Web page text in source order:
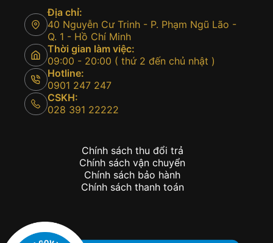
Địa chỉ:
40 Nguyễn Cư Trinh - P. Phạm Ngũ Lão -
Q. 1 - Hồ Chí Minh
Thời gian làm việc:
09:00 - 20:00 ( thứ 2 đến chủ nhật )
Hotline:
0901 247 247
CSKH:
028 391 22222
Chính sách thu đổi trả
Chính sách vận chuyển
Chính sách bảo hành
Chính sách thanh toán